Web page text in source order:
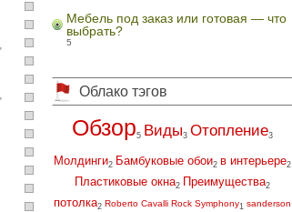
Мебель под заказ или готовая — что
выбрать?
5
Облако тэгов
Обзор5 Виды3 Отопление3
Молдинги2 Бамбуковые обои2 в интерьере2
Пластиковые окна2 Преимущества2
потолка2 Roberto Cavalli Rock Symphony1 sanderson